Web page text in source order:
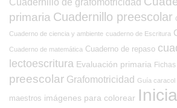
Cuadernillo de grafomotricidad
primaria Cuadernillo preescolar
Cuaderno de ciencia y ambiente cuaderno de Escritura
Cuaderno de matemática Cuaderno de repaso
lectoescritura Evaluación primaria
preescolar Grafomotricidad Guía caracol
maestros imágenes para colorear